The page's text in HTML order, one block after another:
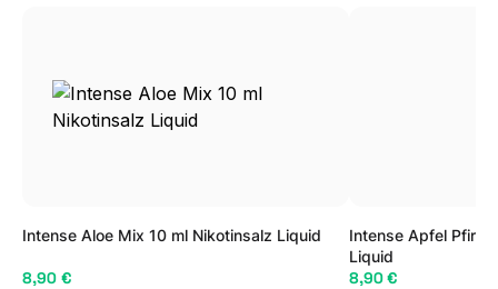
Intense Aloe Mix 10 ml Nikotinsalz Liquid
8,90 €
Intense Apfel
Liquid
8,90 €